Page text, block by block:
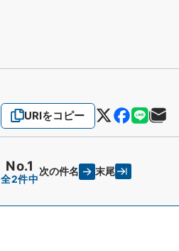
URIをコピー
No.1
全2件中
次の件名 末尾